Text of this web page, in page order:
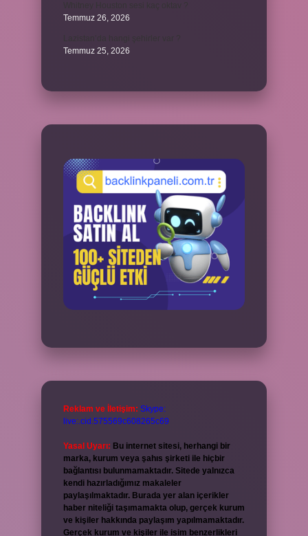
Temmuz 26, 2026
Temmuz 25, 2026
Reklam ve İletişim: Skype:
live:.cid.575569c608265c69
Yasal Uyarı: Bu internet sitesi, herhangi bir
marka, kurum veya şahıs şirketi ile hiçbir
bağlantısı bulunmamaktadır. Sitede yalnızca
kendi hazırladığımız makaleler
paylaşılmaktadır. Burada yer alan içerikler
haber niteliği taşımamakta olup, gerçek kurum
ve kişiler hakkında paylaşım yapılmamaktadır.
Gerçek kurum ve kişiler ile isim benzerlikleri